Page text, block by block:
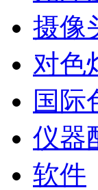
摄像
对色
国际
仪器
软件